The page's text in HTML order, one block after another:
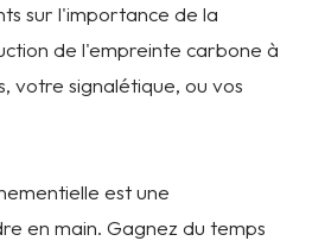
sur l'importance de la
de l'empreinte carbone à
votre signalétique, ou vos
est une
en main. Gagnez du temps